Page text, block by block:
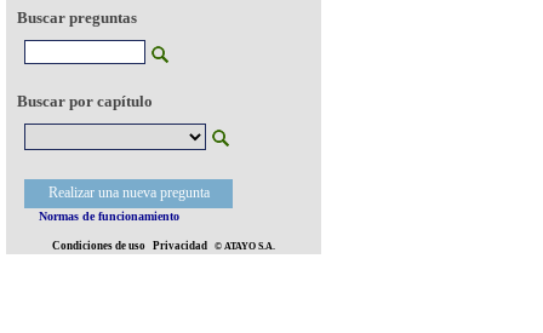
Buscar preguntas
Buscar por capítulo
Realizar una nueva pregunta
Normas de funcionamiento
Condiciones de uso Privacidad © ATAYO S.A.